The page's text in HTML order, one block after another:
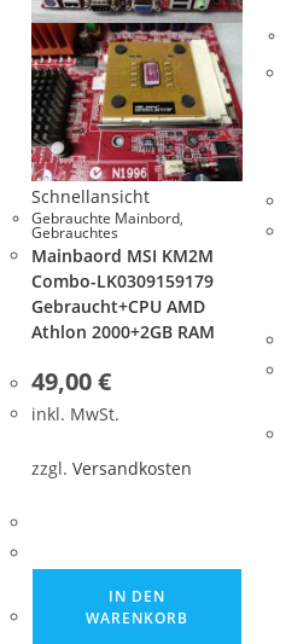
Schnellansicht
Gebrauchte Mainbord,
Gebrauchtes
Mainbaord MSI KM2M
Combo-LK0309159179
Gebraucht+CPU AMD
Athlon 2000+2GB RAM
49,00€
inkl. MwSt.
zzgl.Versandkosten
IN DEN
WARENKORB